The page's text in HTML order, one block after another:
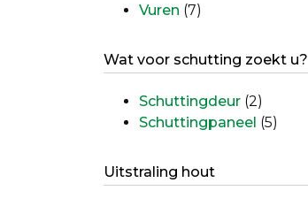
Vuren (7)
Wat voor schutting zoekt u?
Schuttingdeur (2)
Schuttingpaneel (5)
Uitstraling hout